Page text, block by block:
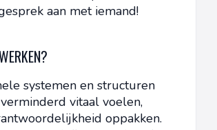
aan met iemand!
systemen en structuren
vitaal voelen,
oppakken.